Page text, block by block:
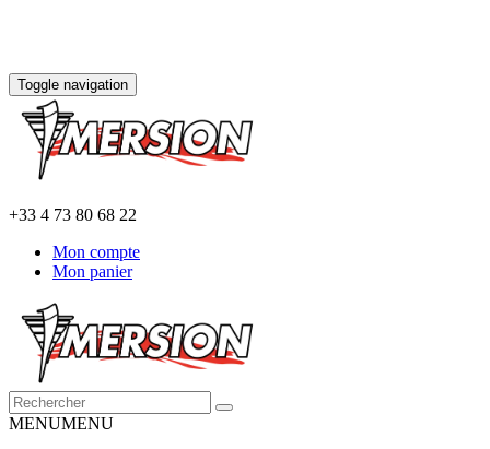
Toggle navigation
+33 4 73 80 68 22
Mon compte
Mon panier
MENUMENU